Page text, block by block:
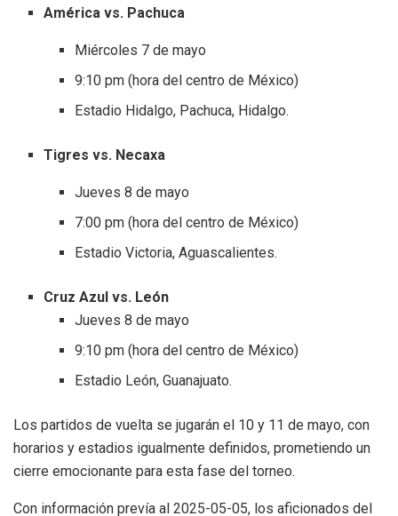
América vs. Pachuca
Miércoles 7 de mayo
9:10 pm (hora del centro de México)
Estadio Hidalgo, Pachuca, Hidalgo.
Tigres vs. Necaxa
Jueves 8 de mayo
7:00 pm (hora del centro de México)
Estadio Victoria, Aguascalientes.
Cruz Azul vs. León
Jueves 8 de mayo
9:10 pm (hora del centro de México)
Estadio León, Guanajuato.
Los partidos de vuelta se jugarán el 10 y 11 de mayo, con
horarios y estadios igualmente definidos, prometiendo un
cierre emocionante para esta fase del torneo.
Con información prevía al 2025-05-05, los aficionados del